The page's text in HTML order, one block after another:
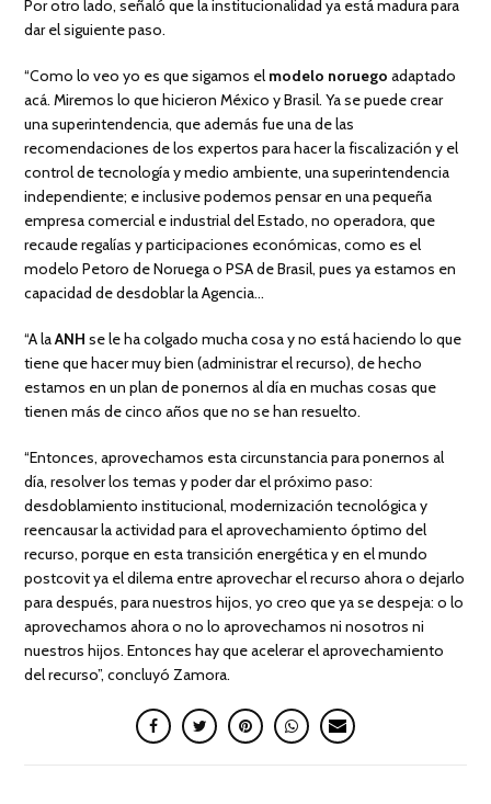
Por otro lado, señaló que la institucionalidad ya está madura para
dar el siguiente paso.
“Como lo veo yo es que sigamos el modelo noruego adaptado
acá. Miremos lo que hicieron México y Brasil. Ya se puede crear
una superintendencia, que además fue una de las
recomendaciones de los expertos para hacer la fiscalización y el
control de tecnología y medio ambiente, una superintendencia
independiente; e inclusive podemos pensar en una pequeña
empresa comercial e industrial del Estado, no operadora, que
recaude regalías y participaciones económicas, como es el
modelo Petoro de Noruega o PSA de Brasil, pues ya estamos en
capacidad de desdoblar la Agencia…
“A laANH se le ha colgado mucha cosa y no está haciendo lo que
tiene que hacer muy bien (administrar el recurso), de hecho
estamos en un plan de ponernos al día en muchas cosas que
tienen más de cinco años que no se han resuelto.
“Entonces, aprovechamos esta circunstancia para ponernos al
día, resolver los temas y poder dar el próximo paso:
desdoblamiento institucional, modernización tecnológica y
reencausar la actividad para el aprovechamiento óptimo del
recurso, porque en esta transición energética y en el mundo
postcovit ya el dilema entre aprovechar el recurso ahora o dejarlo
para después, para nuestros hijos, yo creo que ya se despeja: o lo
aprovechamos ahora o no lo aprovechamos ni nosotros ni
nuestros hijos. Entonces hay que acelerar el aprovechamiento
del recurso”, concluyó Zamora.